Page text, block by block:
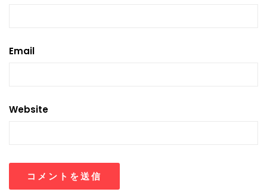
Email
Website